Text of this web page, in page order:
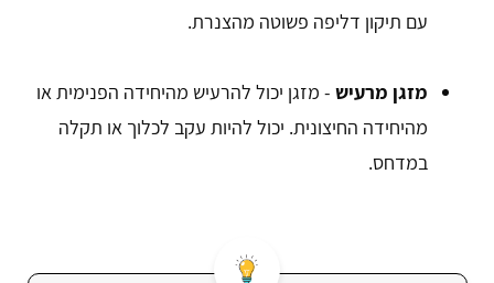
עם תיקון דליפה פשוטה מהצנרת.
מזגן מרעיש - מזגן יכול להרעיש מהיחידה הפנימית או
מהיחידה החיצונית. יכול להיות עקב לכלוך או תקלה
במדחס.